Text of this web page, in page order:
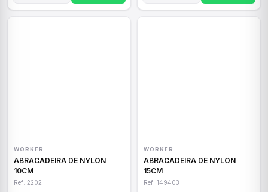
WORKER
ABRACADEIRA DE NYLON
10CM
Ref: 2202
WORKER
ABRACADEIRA DE NYLON
15CM
Ref: 149403